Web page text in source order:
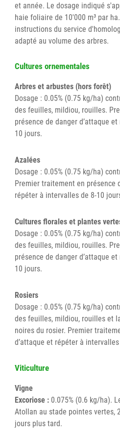
et année. Le dosage indiqué
haie foliaire de 10'000 m³ par
instructions du service
adapté au volume des arbres.
Cultures ornementales
Arbres et arbustes (hors forêt)
Dosage : 0.05% (0.75 kg/ha)
des feuilles, mildiou, rouilles.
présence de danger d’attaque
10 jours.
Azalées
Dosage : 0.05% (0.75 kg/ha)
Premier traitement en présence
répéter à intervalles de 8-10
Cultures florales et plantes
Dosage : 0.05% (0.75 kg/ha)
des feuilles, mildiou, rouilles.
présence de danger d’attaque
10 jours.
Rosiers
Dosage : 0.05% (0.75 kg/ha)
des feuilles, mildiou, rouilles et
noires du rosier. Premier
d’attaque et répéter à
Viticulture
Vigne
Excoriose : 0.075% (0.6 kg/ha).
Atollan au stade pointes vertes,
jours plus tard.